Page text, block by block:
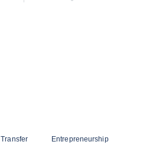
Transfer Entrepreneurship